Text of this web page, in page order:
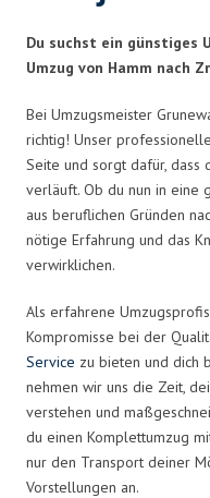
Du suchst ein günstiges
Umzug von Hamm nach
Bei Umzugsmeister
richtig! Unser
Seite und sorgt dafür, dass
verläuft. Ob du nun in eine
aus beruflichen Gründen
nötige Erfahrung und das
verwirklichen.
Als erfahrene
Kompromisse bei der
Service zu bieten und dich
nehmen wir uns die Zeit,
verstehen und
du einen Komplettumzug
nur den Transport deiner
Vorstellungen an.